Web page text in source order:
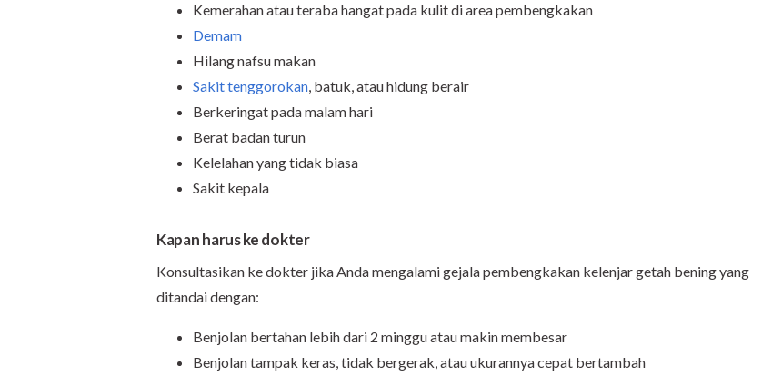
Kemerahan atau teraba hangat pada kulit di area pembengkakan
Demam
Hilang nafsu makan
Sakit tenggorokan, batuk, atau hidung berair
Berkeringat pada malam hari
Berat badan turun
Kelelahan yang tidak biasa
Sakit kepala
Kapan harus ke dokter
Konsultasikan ke dokter jika Anda mengalami gejala pembengkakan kelenjar getah bening yang
ditandai dengan:
Benjolan bertahan lebih dari 2 minggu atau makin membesar
Benjolan tampak keras, tidak bergerak, atau ukurannya cepat bertambah